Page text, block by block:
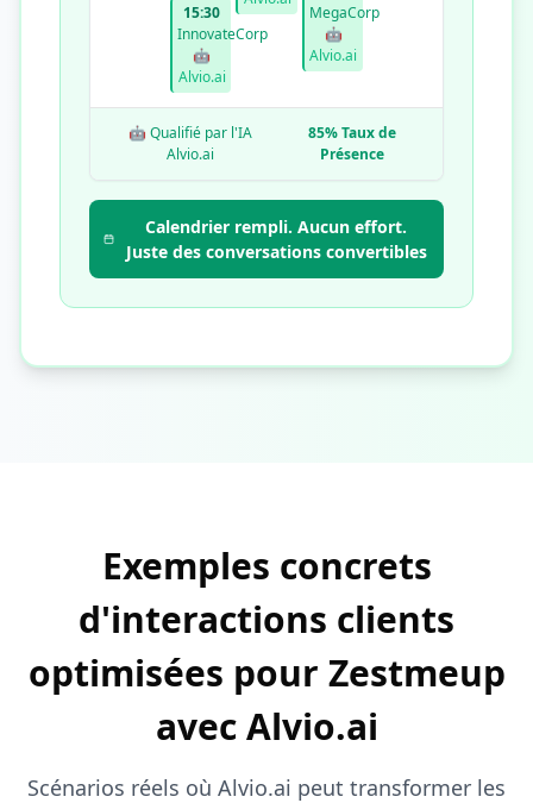
15:30
InnovateCorp
🤖
Alvio.ai
MegaCorp
🤖
Alvio.ai
🤖 Qualifié par l'IA
Alvio.ai
85% Taux de
Présence
Calendrier rempli. Aucun effort.
Juste des conversations convertibles
Exemples concrets
d'interactions clients
optimisées pour Zestmeup
avec Alvio.ai
Scénarios réels où Alvio.ai peut transformer les